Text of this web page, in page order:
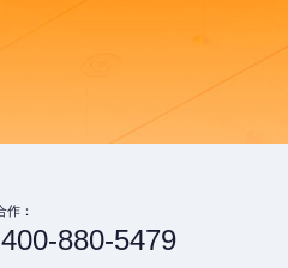
作：
400-880-5479